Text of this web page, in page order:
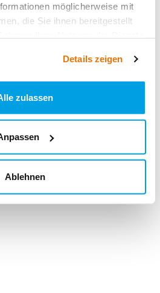
möglicherweise mit
die Sie ihnen bereitgestellt
Details zeigen
zulassen
Ablehnen